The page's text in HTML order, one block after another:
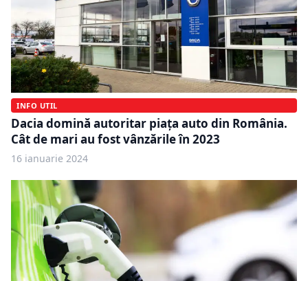
INFO UTIL
Dacia domină autoritar piaţa auto din România.
Cât de mari au fost vânzările în 2023
16 ianuarie 2024